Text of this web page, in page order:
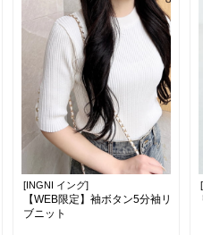
[INGNI イング]
【WEB限定】袖ボタン5分袖リ
ブニット